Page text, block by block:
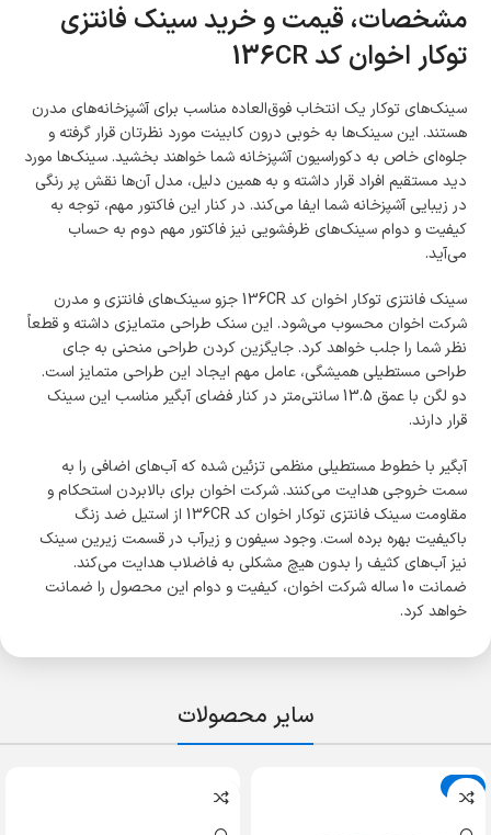
مشخصات، قیمت و خرید سینک فانتزی
توکار اخوان کد 136CR
سینک‌های توکار یک انتخاب فوق‌العاده مناسب برای آشپزخانه‌های مدرن
هستند. این سینک‌ها به خوبی درون کابینت مورد نظرتان قرار گرفته و
جلوه‌ای خاص به دکوراسیون آشپزخانه شما خواهند بخشید. سینک‌ها مورد
دید مستقیم افراد قرار داشته و به همین دلیل، مدل آن‌ها نقش پر رنگی
در زیبایی آشپزخانه شما ایفا می‌کند. در کنار این فاکتور مهم، توجه به
کیفیت و دوام سینک‌های ظرفشویی نیز فاکتور مهم دوم به حساب
می‌آید.
سینک فانتزی توکار اخوان کد 136CR جزو سینک‌های فانتزی و مدرن
شرکت اخوان محسوب می‌شود. این سنک طراحی متمایزی داشته و قطعاً
نظر شما را جلب خواهد کرد. جایگزین کردن طراحی منحنی به جای
طراحی مستطیلی همیشگی، عامل مهم ایجاد این طراحی متمایز است.
دو لگن با عمق 13.5 سانتی‌متر در کنار فضای آبگیر مناسب این سینک
قرار دارند.
آبگیر با خطوط مستطیلی منظمی تزئین شده که آب‌های اضافی را به
سمت خروجی هدایت می‌کنند. شرکت اخوان برای بالابردن استحکام و
مقاومت سینک فانتزی توکار اخوان کد 136CR از استیل ضد زنگ
باکیفیت بهره برده است. وجود سیفون و زیرآب در قسمت زیرین سینک
نیز آب‌های کثیف را بدون هیچ مشکلی به فاضلاب هدایت می‌کند.
ضمانت 10 ساله شرکت اخوان، کیفیت و دوام این محصول را ضمانت
خواهد کرد.
سایر محصولات
حراج